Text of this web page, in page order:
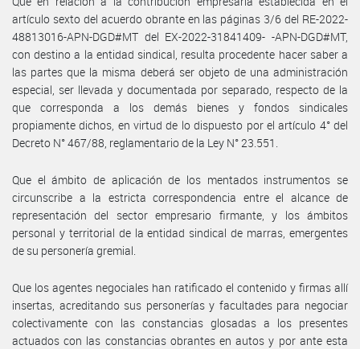
artículo sexto del acuerdo obrante en las páginas 3/6 del RE-2022-
48813016-APN-DGD#MT del EX-2022-31841409- -APN-DGD#MT,
con destino a la entidad sindical, resulta procedente hacer saber a
las partes que la misma deberá ser objeto de una administración
especial, ser llevada y documentada por separado, respecto de la
que corresponda a los demás bienes y fondos sindicales
propiamente dichos, en virtud de lo dispuesto por el artículo 4° del
Decreto N° 467/88, reglamentario de la Ley N° 23.551.
Que el ámbito de aplicación de los mentados instrumentos se
circunscribe a la estricta correspondencia entre el alcance de
representación del sector empresario firmante, y los ámbitos
personal y territorial de la entidad sindical de marras, emergentes
de su personería gremial.
Que los agentes negociales han ratificado el contenido y firmas allí
insertas, acreditando sus personerías y facultades para negociar
colectivamente con las constancias glosadas a los presentes
actuados con las constancias obrantes en autos y por ante esta